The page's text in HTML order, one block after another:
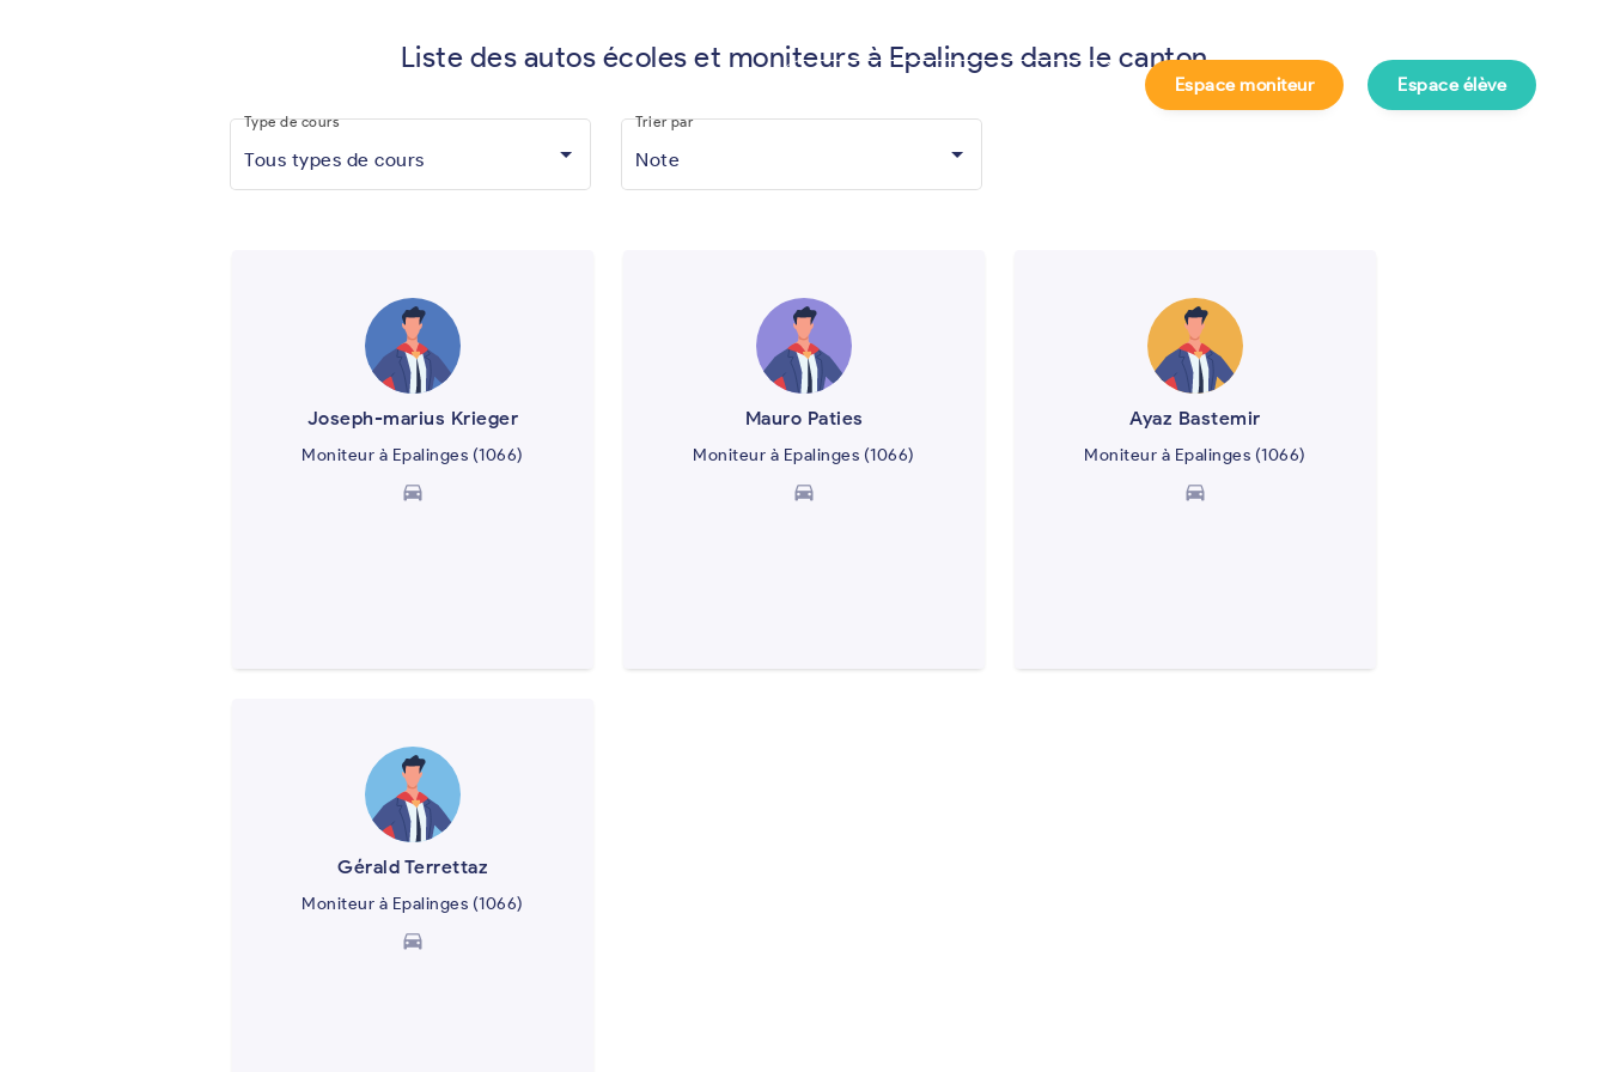
Espace moniteur Espace élève
Liste des autos écoles et moniteurs à Epalinges dans le canton
Tous types de cours
Type de cours
Note
Trier par
Joseph-marius Krieger
Moniteur à Epalinges (1066)
directions_car
Mauro Paties
Moniteur à Epalinges (1066)
directions_car
Ayaz Bastemir
Moniteur à Epalinges (1066)
directions_car
Gérald Terrettaz
Moniteur à Epalinges (1066)
directions_car